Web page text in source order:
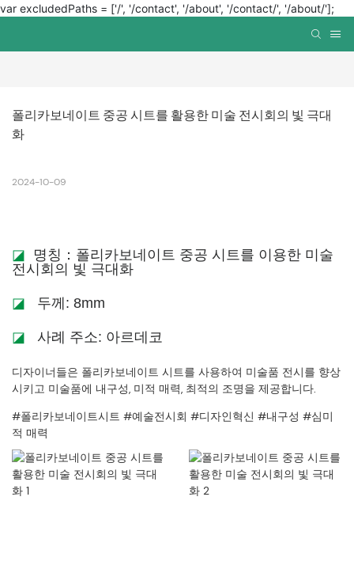
var excludedPaths = ['/', '/contact', '/about', '/contact/', '/about/'];
폴리카보네이트 중공 시트를 활용한 미술 전시회의 빛 극대
화
2024-10-09
◪ 명칭：폴리카보네이트 중공 시트를 이용한 미술
전시회의 빛 극대화
◪ 두께: 8mm
◪ 사례 주소: 아르데코
디자이너들은 폴리카보네이트 시트를 사용하여 미술품 전시를 향상
시키고 미술품에 내구성, 미적 매력, 최적의 조명을 제공합니다.
#폴리카보네이트시트 #예술전시회 #디자인혁신 #내구성 #심미
적 매력